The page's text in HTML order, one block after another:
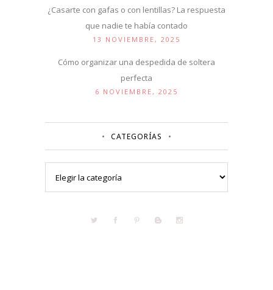
¿Casarte con gafas o con lentillas? La respuesta
que nadie te había contado
13 NOVIEMBRE, 2025
Cómo organizar una despedida de soltera
perfecta
6 NOVIEMBRE, 2025
CATEGORÍAS